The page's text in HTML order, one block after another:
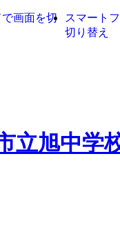
で画面を切
スマート
切り替え
立旭中学